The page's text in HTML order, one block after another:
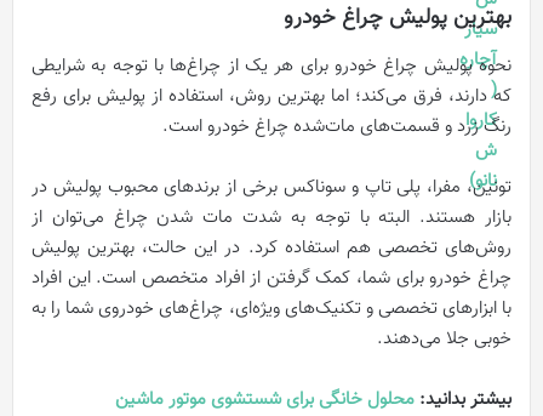
بهترین پولیش چراغ خودرو
نحوه پولیش چراغ خودرو برای هر یک از چراغ‌ها با توجه به شرایطی
که دارند، فرق می‌کند؛ اما بهترین روش، استفاده از پولیش برای رفع
رنگ زرد و قسمت‌های مات‌شده چراغ خودرو است.
تونین، مفرا، پلی تاپ و سوناکس برخی از برندهای محبوب پولیش در
بازار هستند. البته با توجه به شدت مات شدن چراغ می‌توان از
روش‌های تخصصی هم استفاده کرد. در این حالت، بهترین پولیش
چراغ خودرو برای شما، کمک گرفتن از افراد متخصص است. این افراد
با ابزارهای تخصصی و تکنیک‌های ویژه‌ای، چراغ‌های خودروی شما را به
خوبی جلا می‌دهند.
بیشتر بدانید: محلول خانگی برای شستشوی موتور ماشین